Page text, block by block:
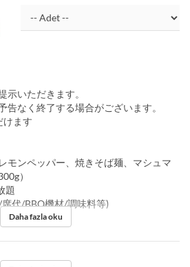
示いただきます。
告なく終了する場合がございます。
けます
モンペッパー、焼きそば麺、マシュマ
）
題
代/BBQ機材/調味料等)
Daha fazla oku